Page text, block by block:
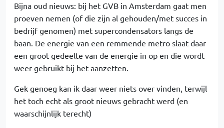
Bijna oud nieuws: bij het GVB in Amsterdam gaat men
proeven nemen (of die zijn al gehouden/met succes in
bedrijf genomen) met supercondensators langs de
baan. De energie van een remmende metro slaat daar
een groot gedeelte van de energie in op en die wordt
weer gebruikt bij het aanzetten.
Gek genoeg kan ik daar weer niets over vinden, terwijl
het toch echt als groot nieuws gebracht werd (en
waarschijnlijk terecht)